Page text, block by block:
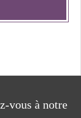
vous à notre